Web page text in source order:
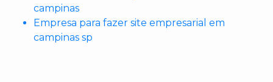
campinas
Empresa para fazer site empresarial em
campinas sp